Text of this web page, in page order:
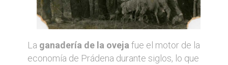
La ganadería de la oveja fue el motor de la
economía de Prádena durante siglos, lo que